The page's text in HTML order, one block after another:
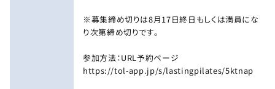
※募集締め切りは8月17日終日もしくは満員にな
り次第締め切りです。
参加方法：URL予約ページ
https://tol-app.jp/s/lastingpilates/5ktnap